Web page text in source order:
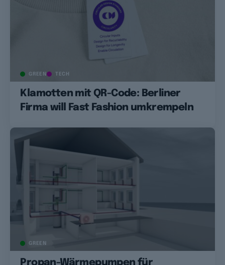
GREEN TECH
Klamotten mit QR-Code: Berliner
Firma will Fast Fashion umkrempeln
GREEN
Propan-Wärmepumpen für